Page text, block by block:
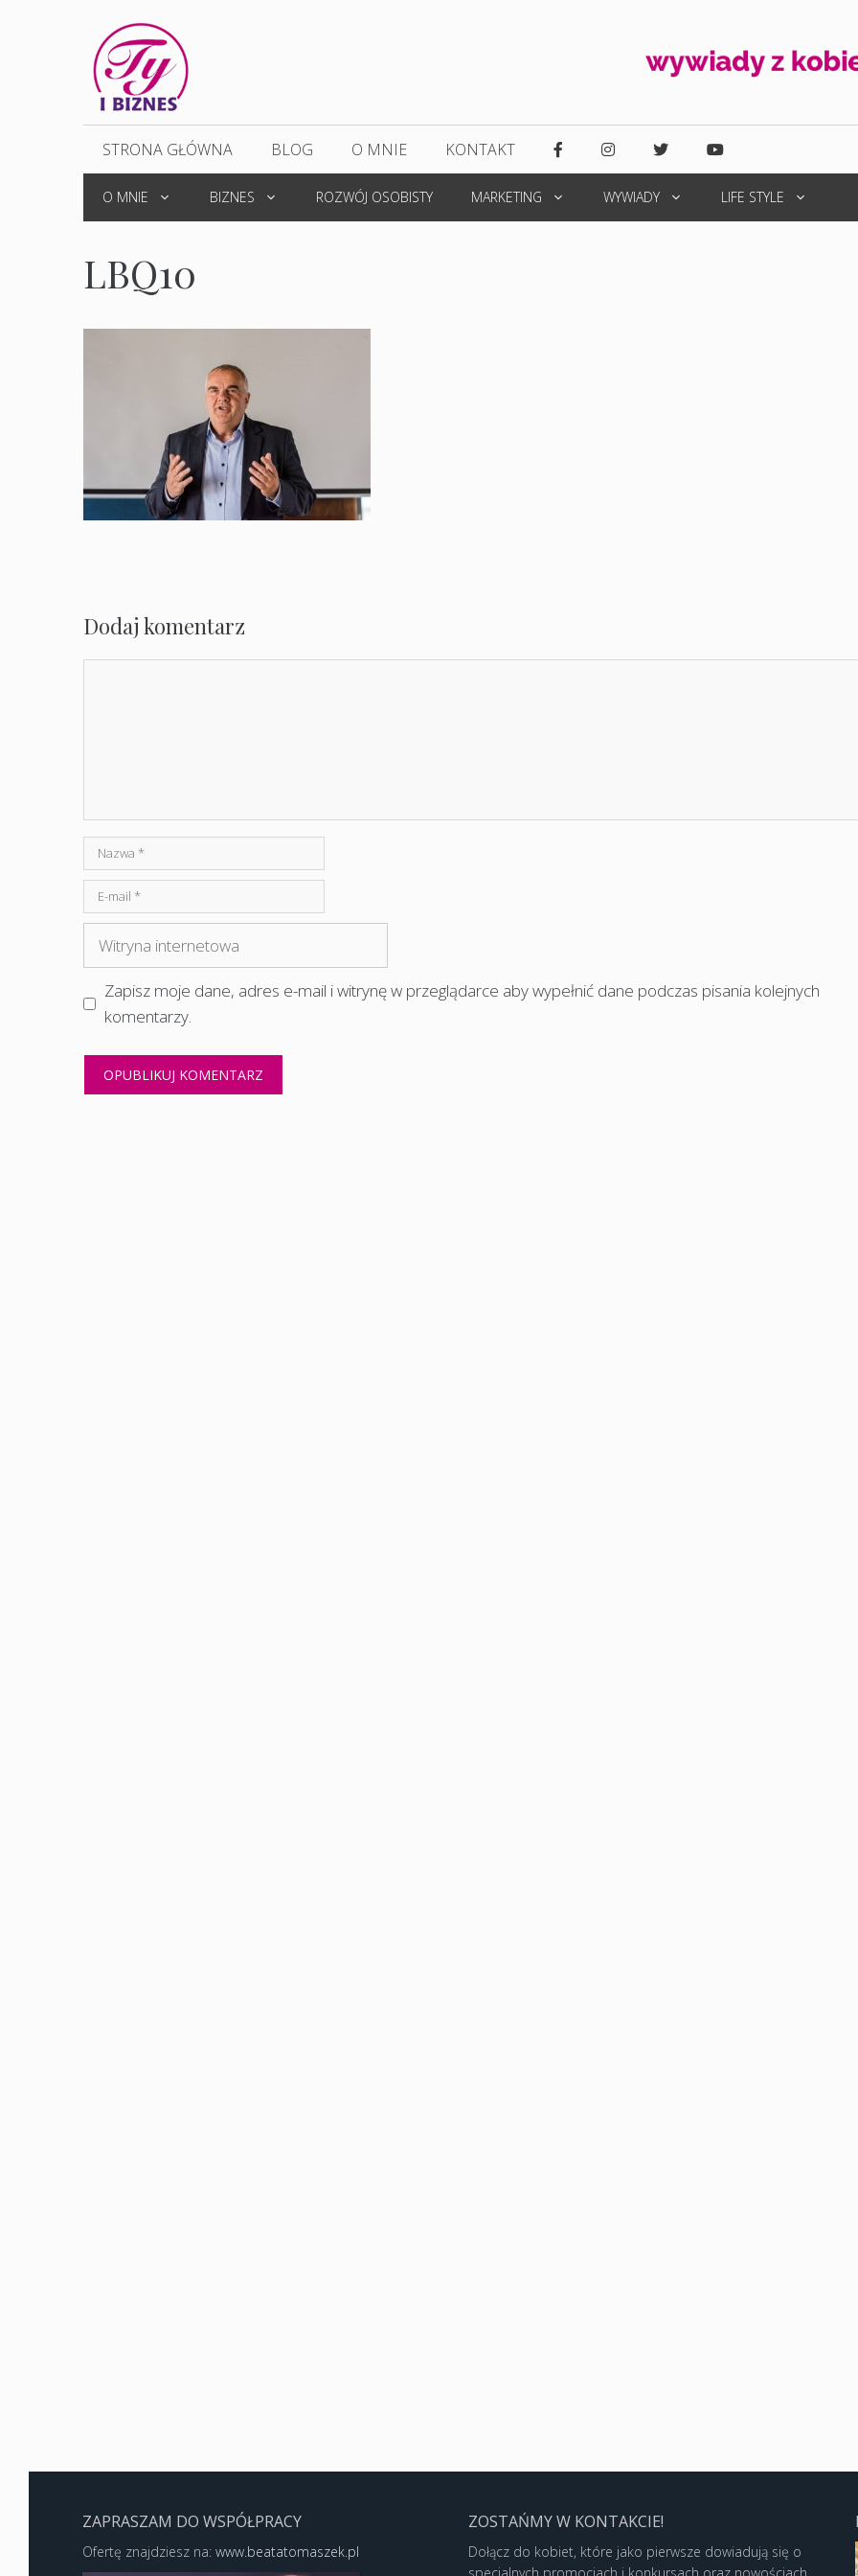
STRONA GŁÓWNA BLOG O MNIE KONTAKT
O MNIE BIZNES ROZWÓJ OSOBISTY MARKETING WYWIADY LIFE STYLE
LBQ10
Dodaj komentarz
Nazwa
mail
Witryna
internetowa
Zapisz moje dane, adres e-mail i witrynę w przeglądarce aby wypełnić dane podczas pisania kolejnych
komentarzy.
ZAPRASZAM DO WSPÓŁPRACY
Ofertę znajdziesz na: www.beatatomaszek.pl
ZOSTAŃMY W KONTAKCIE!
Dołącz do kobiet, które jako pierwsze dowiadują się o